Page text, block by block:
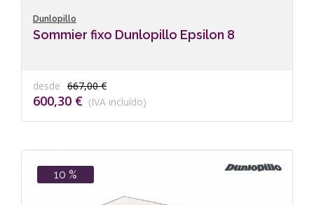
Dunlopillo
Sommier fixo Dunlopillo Epsilon 8
desde 667,00 €
600,30 € (IVA incluído)
10 %